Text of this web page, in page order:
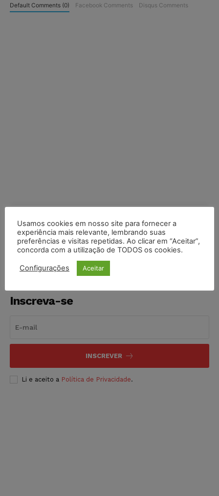
Default Comments (0) Facebook Comments Disqus Comments
COMPARTILHE
Inscreva-se
INSCREVER
Li e aceito a Política de Privacidade.
Usamos cookies em nosso site para fornecer a
experiência mais relevante, lembrando suas
preferências e visitas repetidas. Ao clicar em “Aceitar”,
concorda com a utilização de TODOS os cookies.
Configurações Aceitar